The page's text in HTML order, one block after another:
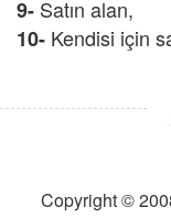
9- Satın alan,
10- Kendisi için
Copyright ©